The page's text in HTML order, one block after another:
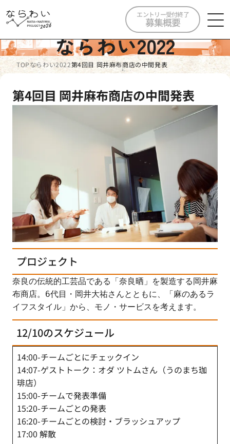
エントリー受付終了
募集概要
ならわい2022
TOPならわい2022第4回目 岡井麻布商店の中間発表
第4回目 岡井麻布商店の中間発表
プロジェクト
奈良の伝統的工芸品である「奈良晒」を製造する岡井麻
布商店。6代目・岡井大祐さんとともに、「麻のあるラ
イフスタイル」から、モノ・サービスを考えます。
12/10のスケジュール
14:00-チームごとにチェックイン
14:07-ゲストトーク：オダ ツトムさん（うのまち珈
琲店）
15:00-チームで発表準備
15:20-チームごとの発表
16:20-チームごとの検討・ブラッシュアップ
17:00 解散